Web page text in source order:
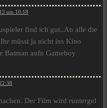
um 10:18
find ich gut..An alle die
müsst ja nicht ins Kino
Batman aufn Gameboy
Der Film wird runtergel